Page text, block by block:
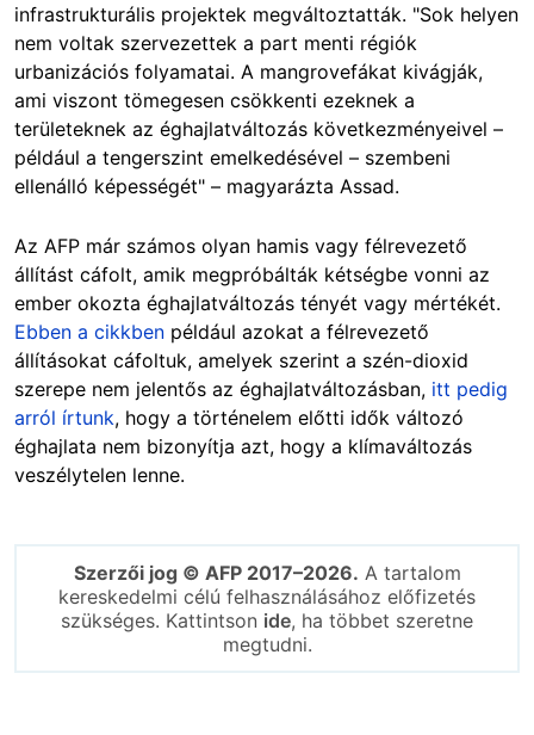
infrastrukturális projektek megváltoztatták. "Sok helyen
nem voltak szervezettek a part menti régiók
urbanizációs folyamatai. A mangrovefákat kivágják,
ami viszont tömegesen csökkenti ezeknek a
területeknek az éghajlatváltozás következményeivel –
például a tengerszint emelkedésével – szembeni
ellenálló képességét" – magyarázta Assad.
Az AFP már számos olyan hamis vagy félrevezető
állítást cáfolt, amik megpróbálták kétségbe vonni az
ember okozta éghajlatváltozás tényét vagy mértékét.
Ebben a cikkben például azokat a félrevezető
állításokat cáfoltuk, amelyek szerint a szén-dioxid
szerepe nem jelentős az éghajlatváltozásban, itt pedig
arról írtunk, hogy a történelem előtti idők változó
éghajlata nem bizonyítja azt, hogy a klímaváltozás
veszélytelen lenne.
Szerzői jog © AFP 2017–2026. A tartalom
kereskedelmi célú felhasználásához előfizetés
szükséges. Kattintson ide, ha többet szeretne
megtudni.